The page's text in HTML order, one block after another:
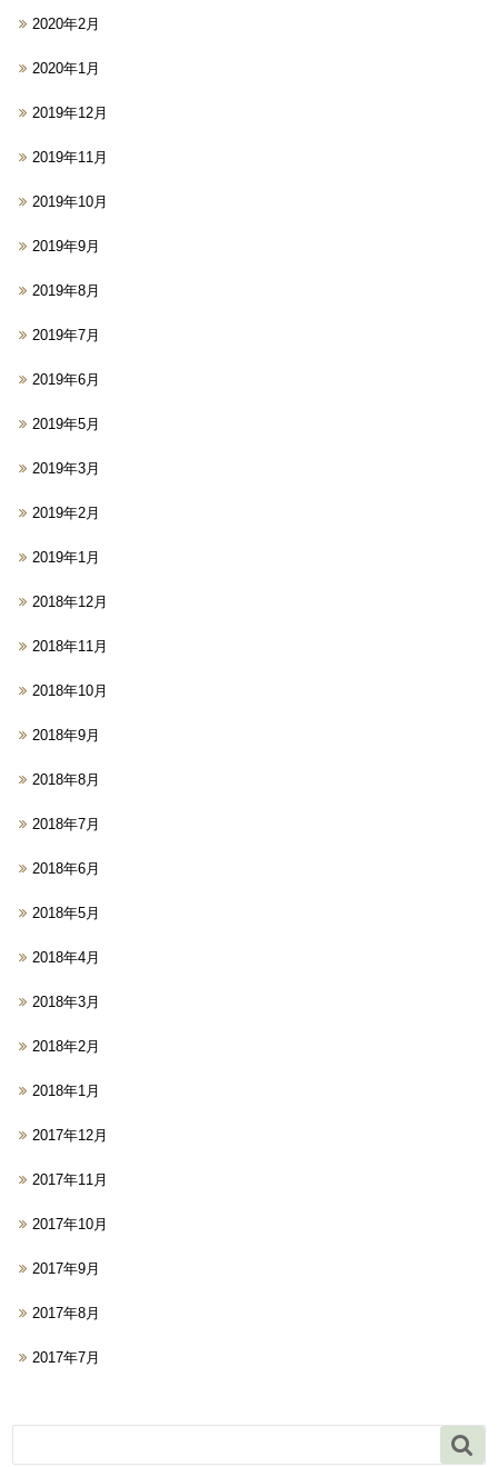
2020年2月
2020年1月
2019年12月
2019年11月
2019年10月
2019年9月
2019年8月
2019年7月
2019年6月
2019年5月
2019年3月
2019年2月
2019年1月
2018年12月
2018年11月
2018年10月
2018年9月
2018年8月
2018年7月
2018年6月
2018年5月
2018年4月
2018年3月
2018年2月
2018年1月
2017年12月
2017年11月
2017年10月
2017年9月
2017年8月
2017年7月
